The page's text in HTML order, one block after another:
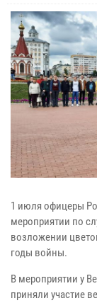
1 июля офицеры
мероприятии по
возложении
годы войны.
В мероприятии у
приняли участие